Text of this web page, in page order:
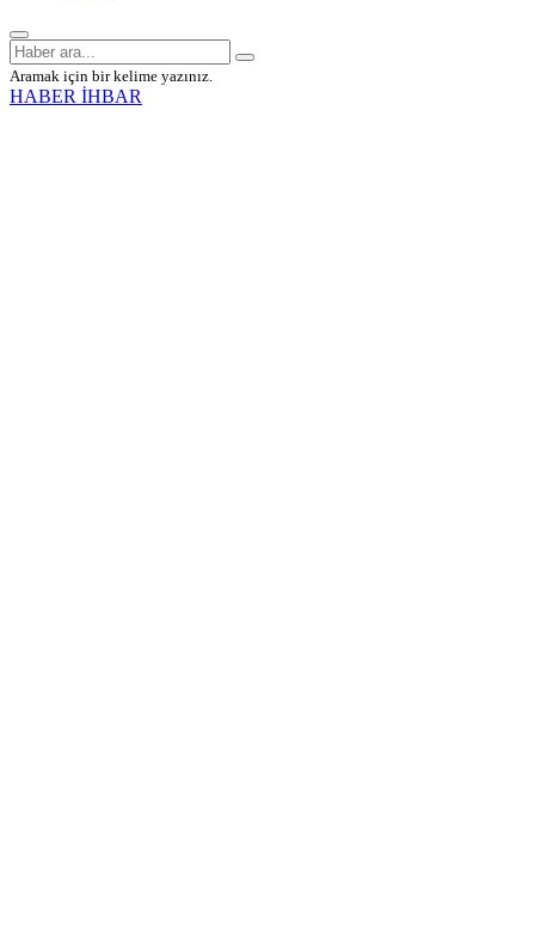
Aramak için bir kelime yazınız.
HABER İHBAR